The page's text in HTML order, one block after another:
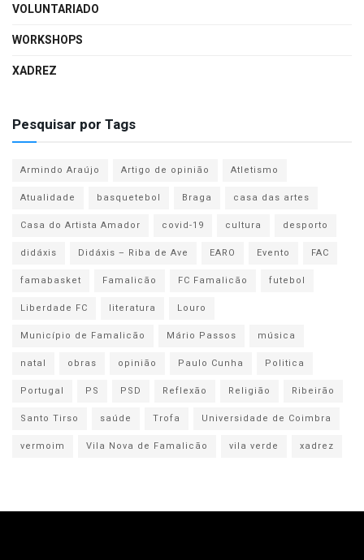
VOLUNTARIADO
WORKSHOPS
XADREZ
Pesquisar por Tags
Armindo Araújo Artigo de opinião
Atletismo
Atualidade
basquetebol Braga
casa das artes
Casa do Artista Amador
covid-19 cultura
desporto
didáxis
Didáxis – Riba de Ave EARO Evento
FAC
famabasket
Famalicão FC Famalicão
futebol
Liberdade FC
literatura
Louro
Município de Famalicão
Mário Passos
música
natal
obras opinião Paulo Cunha
Politica
Portugal
PS PSD Reflexão Religião
Ribeirão
Santo Tirso
saúde Trofa
Universidade de Coimbra
vermoim
Vila Nova de Famalicão vila verde xadrez